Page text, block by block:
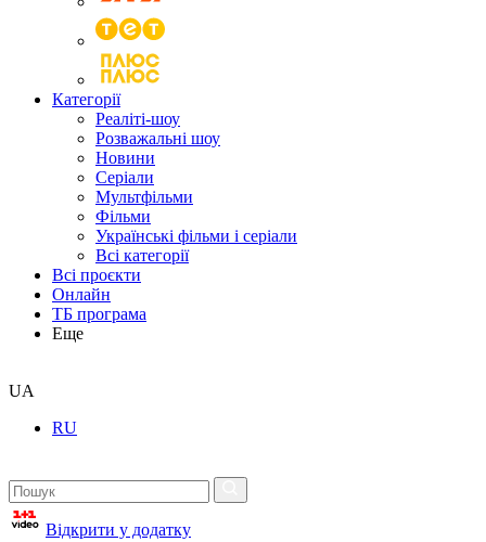
Категорії
Реаліті-шоу
Розважальні шоу
Новини
Серіали
Мультфільми
Фільми
Українські фільми і серіали
Всі категорії
Всі проєкти
Онлайн
ТБ програма
Еще
UA
RU
Відкрити у додатку